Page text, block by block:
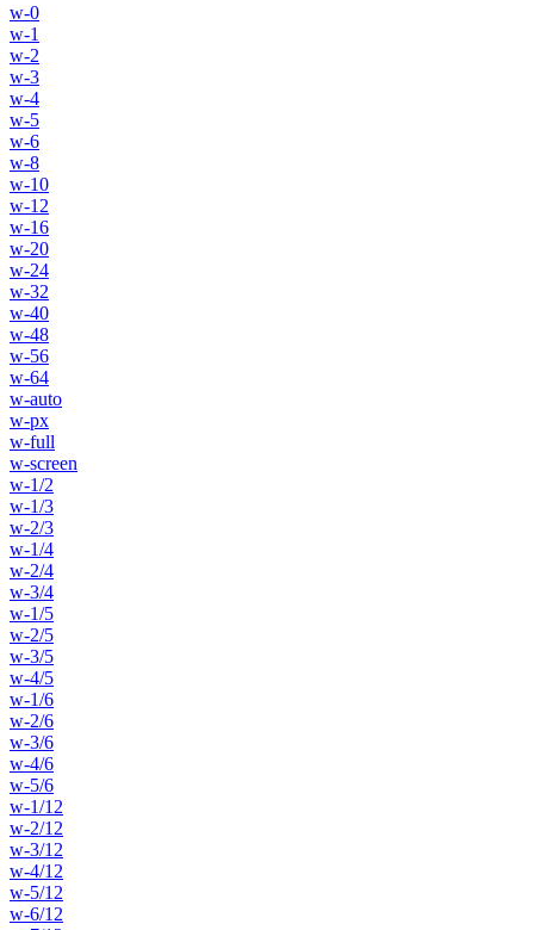
w-0
w-1
w-2
w-3
w-4
w-5
w-6
w-8
w-10
w-12
w-16
w-20
w-24
w-32
w-40
w-48
w-56
w-64
w-auto
w-px
w-full
w-screen
w-1/2
w-1/3
w-2/3
w-1/4
w-2/4
w-3/4
w-1/5
w-2/5
w-3/5
w-4/5
w-1/6
w-2/6
w-3/6
w-4/6
w-5/6
w-1/12
w-2/12
w-3/12
w-4/12
w-5/12
w-6/12